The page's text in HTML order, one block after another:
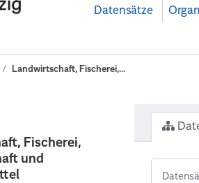
Datensätze
Landwirtschaft, Fischerei,...
Fischerei,
und